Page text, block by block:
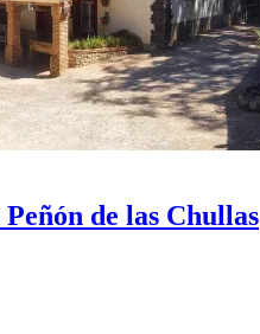
de las Chullas